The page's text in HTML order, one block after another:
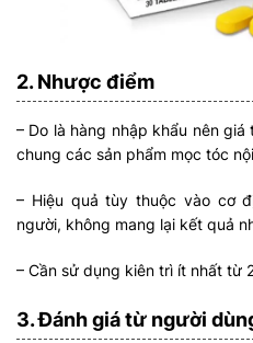
2. Nhược điểm
– Do là hàng nhập khẩu nên
chung các sản phẩm mọc tóc
– Hiệu quả tùy thuộc vào cơ
người, không mang lại kết quả
– Cần sử dụng kiên trì ít nhất từ
3. Đánh giá từ người